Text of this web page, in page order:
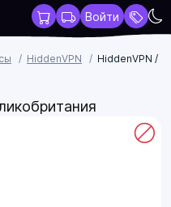
Войти
HiddenVPN
HiddenVPN /